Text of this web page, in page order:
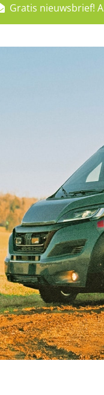
Gratis nieuwsbrief!